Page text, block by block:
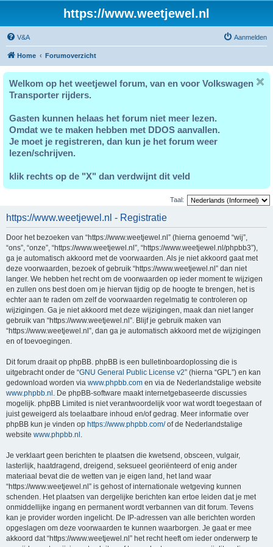
https://www.weetjewel.nl
V&A Aanmelden
Home Forumoverzicht
Welkom op het weetjewel forum, van en voor Volkswagen
Transporter rijders.
Gasten kunnen helaas het forum niet meer lezen.
Omdat we te maken hebben met DDOS aanvallen.
Je moet je registreren, dan kun je het forum weer
lezen/schrijven.
klik rechts op de "X" dan verdwijnt dit veld
Taal:
https://www.weetjewel.nl - Registratie
Door het bezoeken van “https://www.weetjewel.nl” (hierna genoemd “wij”,
“ons”, “onze”, “https://www.weetjewel.nl”, “https://www.weetjewel.nl/phpbb3”),
ga je automatisch akkoord met de voorwaarden. Als je niet akkoord gaat met
deze voorwaarden, bezoek of gebruik “https://www.weetjewel.nl” dan niet
langer. We hebben het recht om de voorwaarden op ieder moment te wijzigen
en zullen ons best doen om je hiervan tijdig op de hoogte te brengen, het is
echter aan te raden om zelf de voorwaarden regelmatig te controleren op
wijzigingen. Ga je niet akkoord met deze wijzigingen, maak dan niet langer
gebruik van “https://www.weetjewel.nl”. Blijf je gebruik maken van
“https://www.weetjewel.nl”, dan ga je automatisch akkoord met de wijzigingen
en of toevoegingen.
Dit forum draait op phpBB. phpBB is een bulletinboardoplossing die is
uitgebracht onder de “GNU General Public License v2” (hierna “GPL”) en kan
gedownload worden via www.phpbb.com en via de Nederlandstalige website
www.phpbb.nl . De phpBB-software maakt internetgebaseerde discussies
mogelijk. phpBB Limited is niet verantwoordelijk voor wat wordt toegestaan of
juist geweigerd als toelaatbare inhoud en/of gedrag. Meer informatie over
phpBB kun je vinden op https://www.phpbb.com/of de Nederlandstalige
website www.phpbb.nl .
Je verklaart geen berichten te plaatsen die kwetsend, obsceen, vulgair,
lasterlijk, haatdragend, dreigend, seksueel georiënteerd of enig ander
materiaal bevat die de wetten van je eigen land, het land waar
“https://www.weetjewel.nl” is gehost of internationale wetgeving kunnen
schenden. Het plaatsen van dergelijke berichten kan ertoe leiden dat je met
onmiddellijke ingang en permanent wordt verbannen van dit forum. Tevens
kan je provider worden ingelicht. De IP-adressen van alle berichten worden
opgeslagen om deze voorwaarden te kunnen waarborgen. Je gaat er mee
akkoord dat “https://www.weetjewel.nl” het recht heeft om ieder onderwerp te